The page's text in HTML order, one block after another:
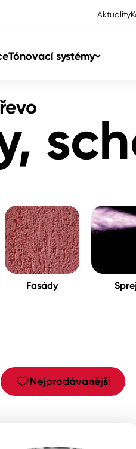
Aktuality
Tónovací systémy
Colorlak Profi
Fasády
Nejprodávanější